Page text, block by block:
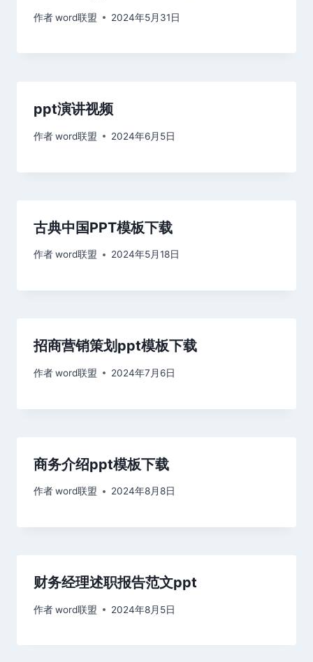
作者word联盟 2024年5月31日
ppt演讲视频
作者word联盟 2024年6月5日
古典中国PPT模板下载
作者word联盟 2024年5月18日
招商营销策划ppt模板下载
作者word联盟 2024年7月6日
商务介绍ppt模板下载
作者word联盟 2024年8月8日
财务经理述职报告范文ppt
作者word联盟 2024年8月5日